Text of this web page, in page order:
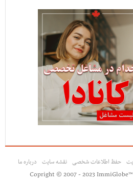
درباره ما نقشه سایت حفظ اطلاعات شخصی
Copright © 2007 - 2023